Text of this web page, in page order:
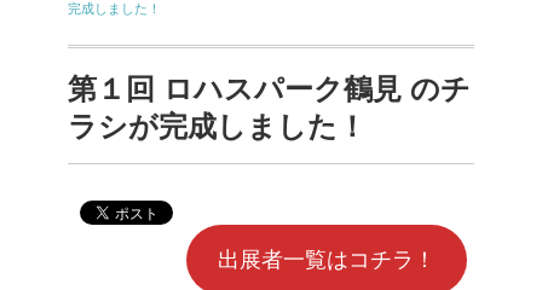
完成しました！
第１回 ロハスパーク鶴見 のチ
ラシが完成しました！
出展者一覧はコチラ！